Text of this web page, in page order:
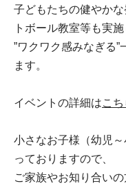
子どもたちの健やか
トボール教室等も実施
”ワクワク感みなぎる
ます。
イベントの詳細はこち
小さなお子様（幼児
っておりますので、
ご家族やお知り合い